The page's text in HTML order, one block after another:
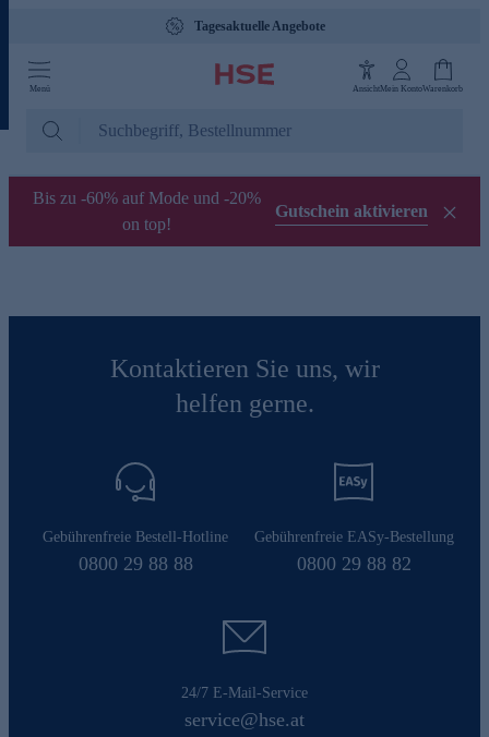
Tagesaktuelle Angebote
Menü AnsichtMein KontoWarenkorb
Bis zu -60% auf Mode und -20%
on top!
Gutschein aktivieren
Kontaktieren Sie uns, wir
helfen gerne.
Gebührenfreie Bestell-Hotline
0800 29 88 88
Gebührenfreie EASy-Bestellung
0800 29 88 82
24/7 E-Mail-Service
service@hse.at